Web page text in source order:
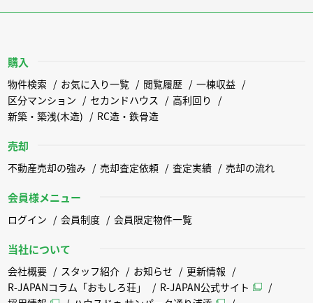
購入
物件検索 お気に入り一覧 閲覧履歴
一棟収益
区分マンション
セカンドハウス
高利回り
新築・築浅(木造)
RC造・鉄骨造
売却
不動産売却の強み 売却査定依頼 査定実績 売却の流れ
会員様メニュー
ログイン 会員制度 会員限定物件一覧
当社について
会社概要 スタッフ紹介 お知らせ
更新情報
R-JAPANコラム「おもしろ荘」
R-JAPAN公式サイト